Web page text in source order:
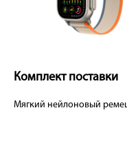
Комплект поставки
Мягкий нейлоновый